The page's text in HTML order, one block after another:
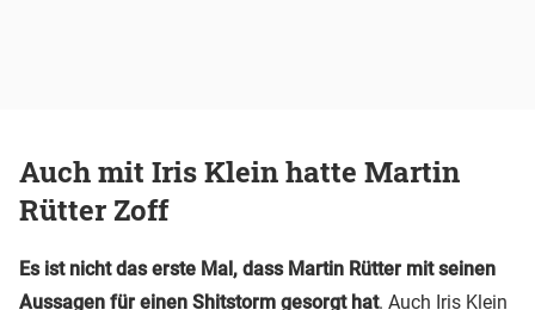
Auch mit Iris Klein hatte Martin
Rütter Zoff
Es ist nicht das erste Mal, dass Martin Rütter mit seinen
Aussagen für einen Shitstorm gesorgt hat. Auch Iris Klein